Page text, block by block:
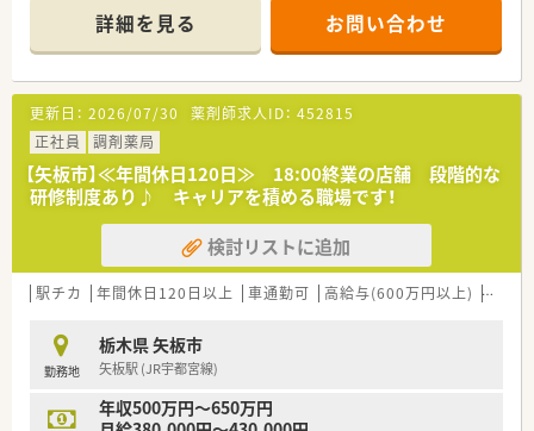
も、店舗全体で丁寧にサポートいたします。]
＊------------------------------------------＊
【店舗情報と応需状況について】
■内科や循環器科などの処方箋を門前クリニックから主に1日
60枚から70枚ほど応需しています。
■最寄り駅から車で5分ほどの場所に位置しており、近隣医療機
関の施設調剤にも対応しています。
■医薬品の採用品目数は約1200品目と幅広く、一包化の処方や
剤数が多い特徴があります。
【募集背景と求める人物像について】
■今回は地域でニーズが高まる店舗での体制強化および今後の
定年退職を見据えた定期採用です。
■周囲のスタッフと協調性を持ちながら、チームワークを重視し
■若手で管理薬剤師に挑戦したい方や、急な欠員時のヘルプ対応
なども柔軟にできる方は歓迎です。
【法人特徴について】
■栃木県や茨城県を中心に複数の調剤薬局を展開しておりドク
詳細を見る お問い合わせ
更新日： 2026/07/30 薬剤師求人ID： 452815
正社員
調剤薬局
【矢板市】≪年間休日120日≫ 18:00終業の店舗 段階的な
研修制度あり♪ キャリアを積める職場です！
検討リストに追加
駅チカ 年間休日120日以上 車通勤可 高給与(600万円以上) 寮・
勤務地
栃木県 矢板市
矢板駅 (JR宇都宮線)
年収500万円～650万円